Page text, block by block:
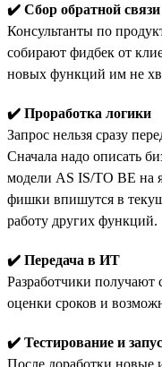
✔️ Сбор обратной связи
Консультанты по
собирают фидбек от
новых функций им не
✔️ Проработка логики
Запрос нельзя сразу
Сначала надо описать
модели AS IS/TO BE на
фишки впишутся в
работу других функций.
✔️ Передача в ИТ
Разработчики получают
оценки сроков и
✔️ Тестирование и
После доработки новые